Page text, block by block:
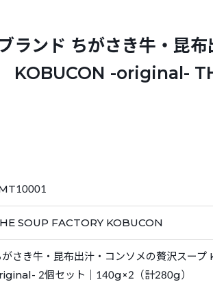
ランド ちがさき牛・昆布
KOBUCON -original-
SOUP FACTORY KOBUCON
がさき牛・昆布出汁・コンソメの贅沢スー
2個セット｜140g×2（計280g）